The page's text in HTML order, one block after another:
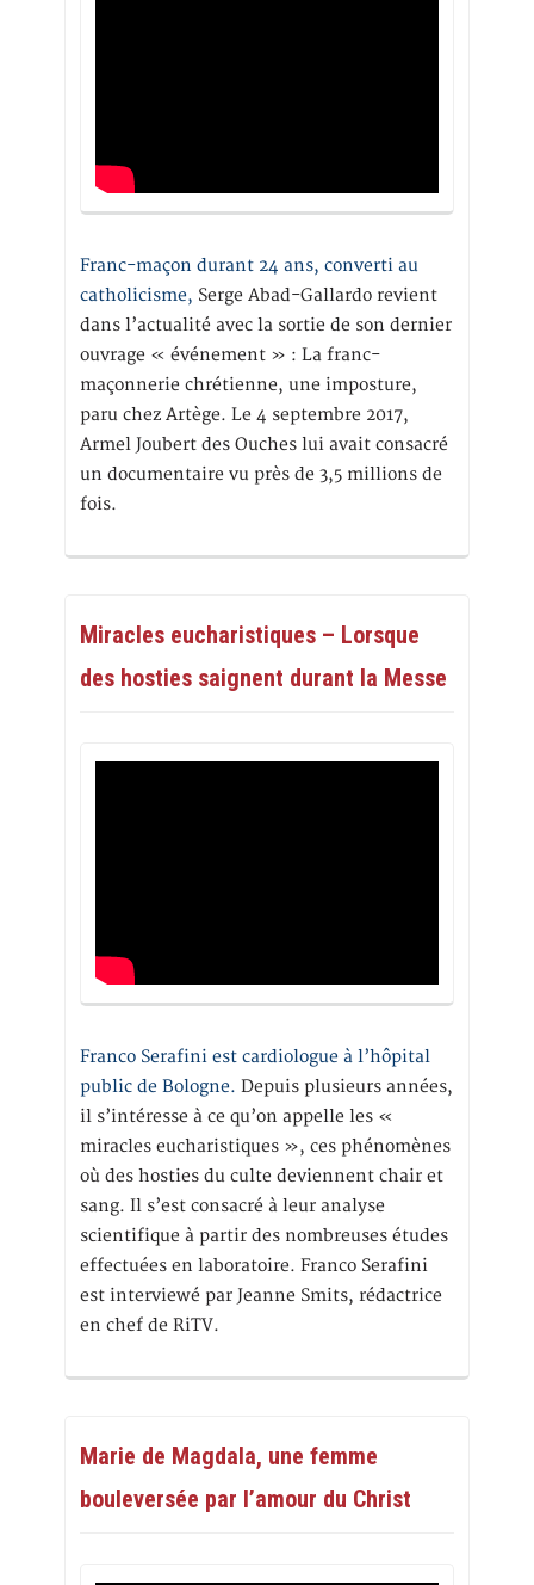
Franc-maçon durant 24 ans, converti au
catholicisme, Serge Abad-Gallardo revient
dans l’actualité avec la sortie de son dernier
ouvrage « événement » : La franc-
maçonnerie chrétienne, une imposture,
paru chez Artège. Le 4 septembre 2017,
Armel Joubert des Ouches lui avait consacré
un documentaire vu près de 3,5 millions de
fois.
Miracles eucharistiques – Lorsque
des hosties saignent durant la Messe
Franco Serafini est cardiologue à l’hôpital
public de Bologne. Depuis plusieurs années,
il s’intéresse à ce qu’on appelle les «
miracles eucharistiques », ces phénomènes
où des hosties du culte deviennent chair et
sang. Il s’est consacré à leur analyse
scientifique à partir des nombreuses études
effectuées en laboratoire. Franco Serafini
est interviewé par Jeanne Smits, rédactrice
en chef de RiTV.
Marie de Magdala, une femme
bouleversée par l’amour du Christ